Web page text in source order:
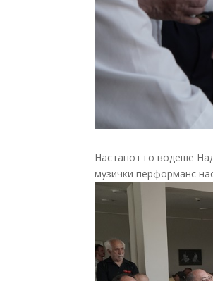
Настанот го водеше
музички перформанс